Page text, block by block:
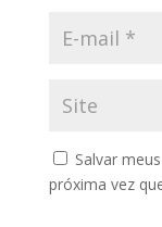
Salvar
próxima vez